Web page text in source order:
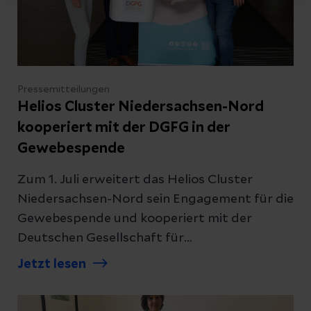
der Helios Kliniken Mittelweser verstärken
und ihre berufliche Zukunft in der Region
Pressemitteilungen
Helios Cluster Niedersachsen-Nord
kooperiert mit der DGFG in der
Gewebespende
Zum 1. Juli erweitert das Helios Cluster
Niedersachsen-Nord sein Engagement für die
Gewebespende und kooperiert mit der
Deutschen Gesellschaft für
Gewebetransplantation (DGFG). Dazu gehört
Augenhornhäuten, Herzklappen,
Jetzt lesen